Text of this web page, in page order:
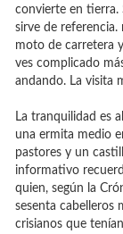
convierte en tierra.
sirve de referencia.
moto de carretera
ves complicado
andando. La visita
La tranquilidad es
una ermita medio
pastores y un
informativo
quien, según la
sesenta cabelleros
crisianos que